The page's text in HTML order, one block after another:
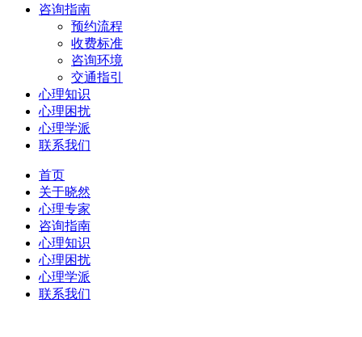
咨询指南
预约流程
收费标准
咨询环境
交通指引
心理知识
心理困扰
心理学派
联系我们
首页
关于晓然
心理专家
咨询指南
心理知识
心理困扰
心理学派
联系我们